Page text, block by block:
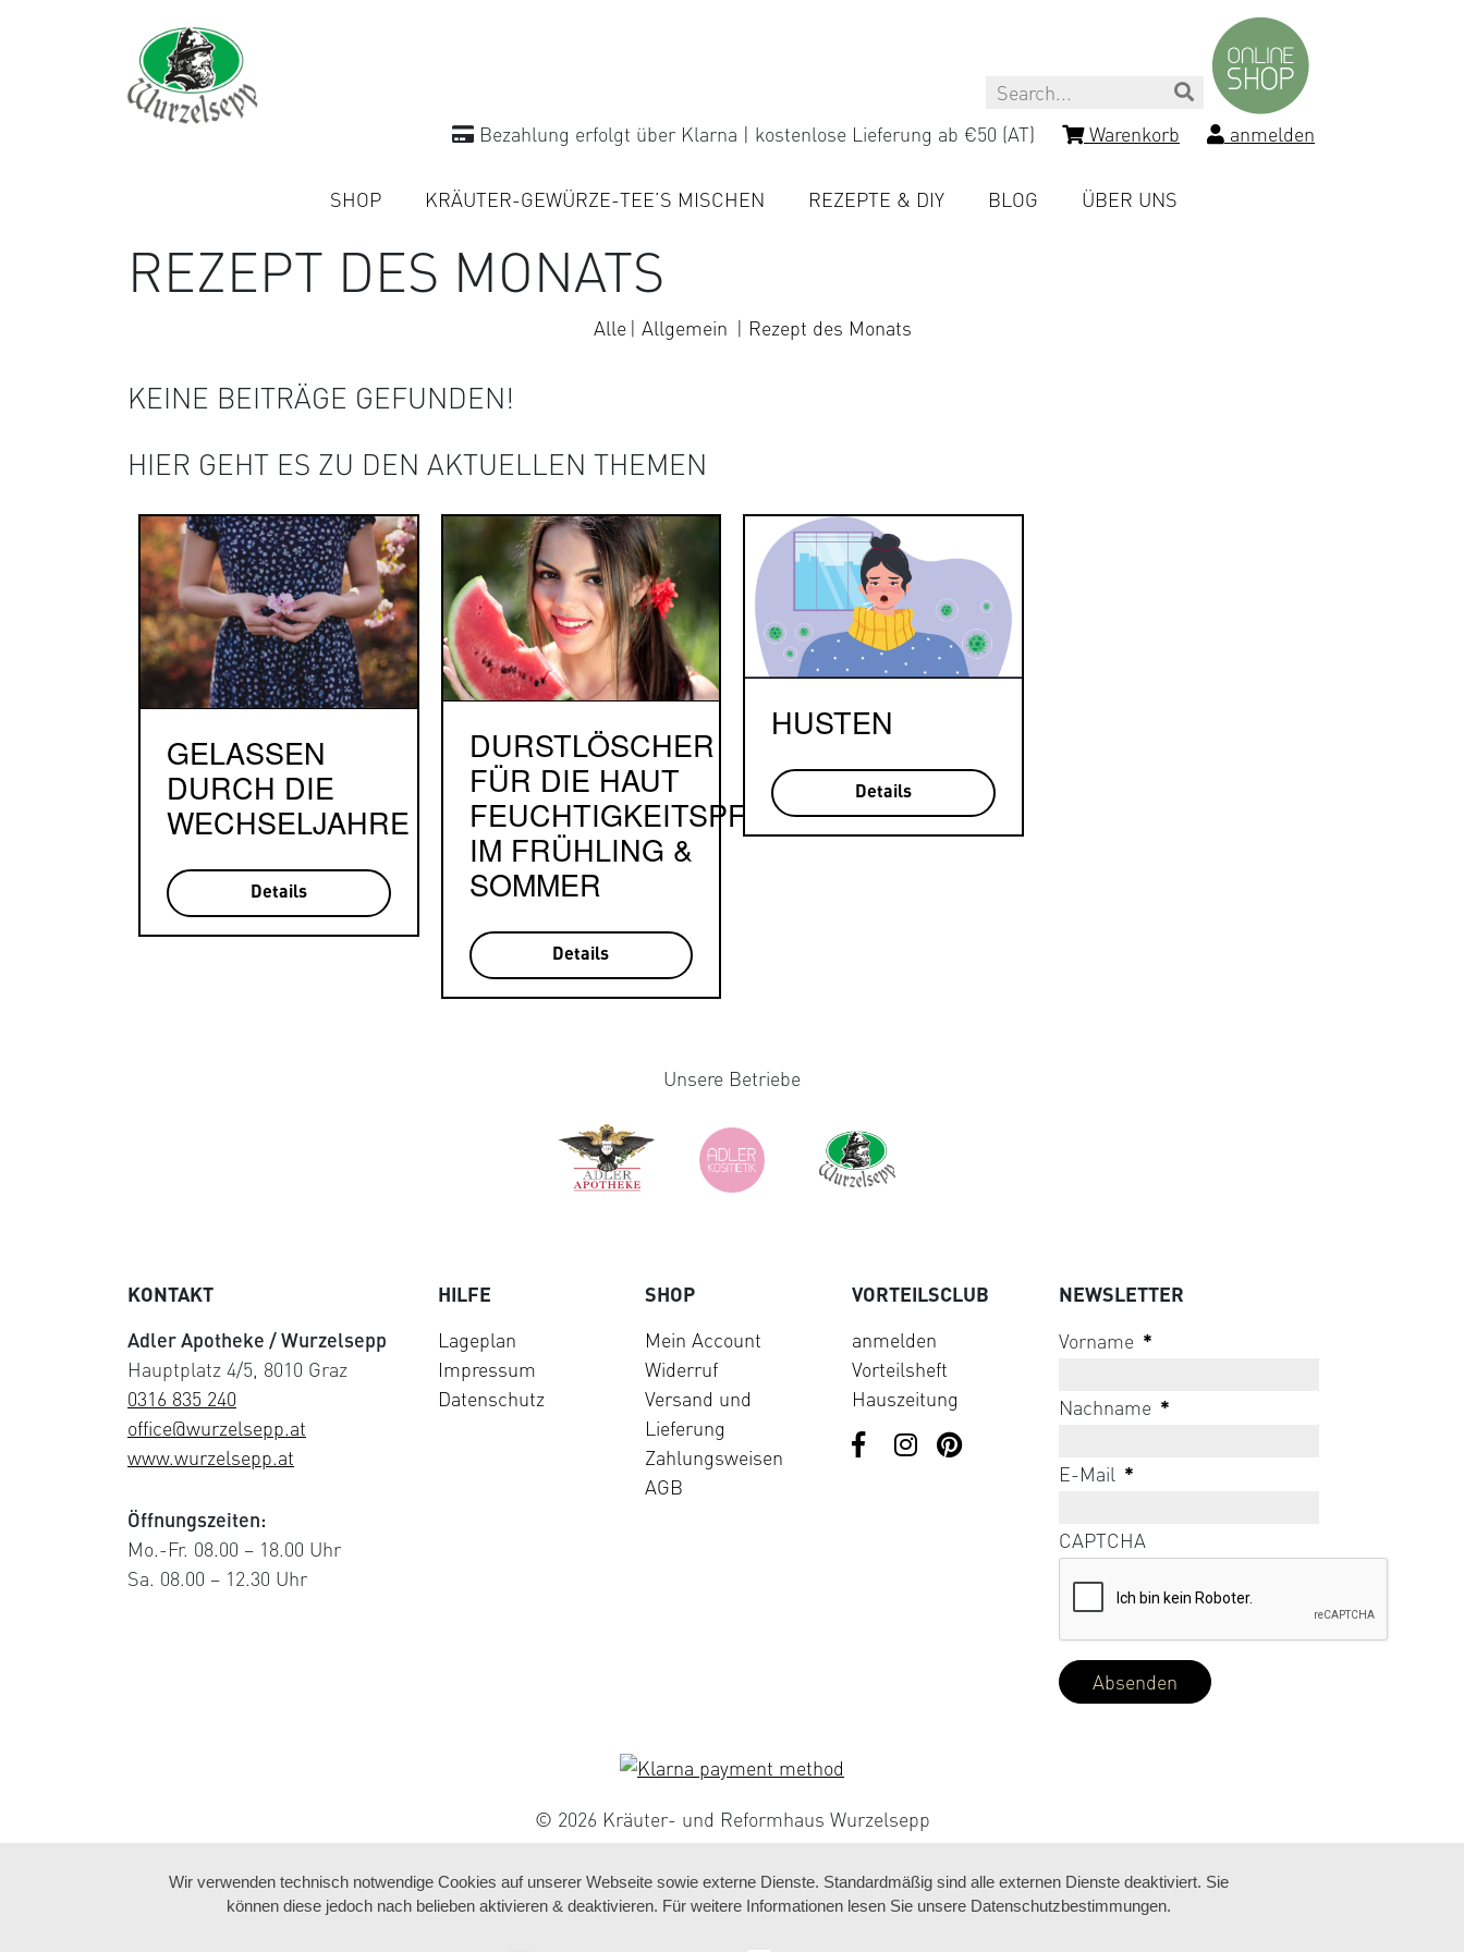
Search
Bezahlung erfolgt über Klarna | kostenlose Lieferung ab €50 (AT)
Warenkorb anmelden
SHOP KRÄUTER-GEWÜRZE-TEE’S MISCHEN REZEPTE & DIY BLOG ÜBER UNS
REZEPT DES MONATS
Alle Allgemein Rezept des Monats
KEINE BEITRÄGE GEFUNDEN!
HIER GEHT ES ZU DEN AKTUELLEN THEMEN
GELASSEN
DURCH DIE
WECHSELJAHRE
Details
DURSTLÖSCHER
FÜR DIE HAUT
FEUCHTIGKEITSPFLEGE
IM FRÜHLING &
SOMMER
Details
HUSTEN
Details
Unsere Betriebe
KONTAKT
Adler Apotheke / Wurzelsepp
Hauptplatz 4/5, 8010 Graz
0316 835 240
office@wurzelsepp.at
www.wurzelsepp.at
Öffnungszeiten:
Mo.-Fr. 08.00 – 18.00 Uhr
Sa. 08.00 – 12.30 Uhr
HILFE
Lageplan
Impressum
Datenschutz
SHOP
Mein Account
Widerruf
Versand und
Lieferung
Zahlungsweisen
AGB
VORTEILSCLUB
anmelden
Vorteilsheft
Hauszeitung
NEWSLETTER
Vorname *
Nachname *
E-Mail *
CAPTCHA
© 2026 Kräuter- und Reformhaus Wurzelsepp
Wir verwenden technisch notwendige Cookies auf unserer Webseite sowie externe Dienste. Standardmäßig sind alle externen Dienste deaktiviert. Sie
können diese jedoch nach belieben aktivieren & deaktivieren. Für weitere Informationen lesen Sie unsere Datenschutzbestimmungen.